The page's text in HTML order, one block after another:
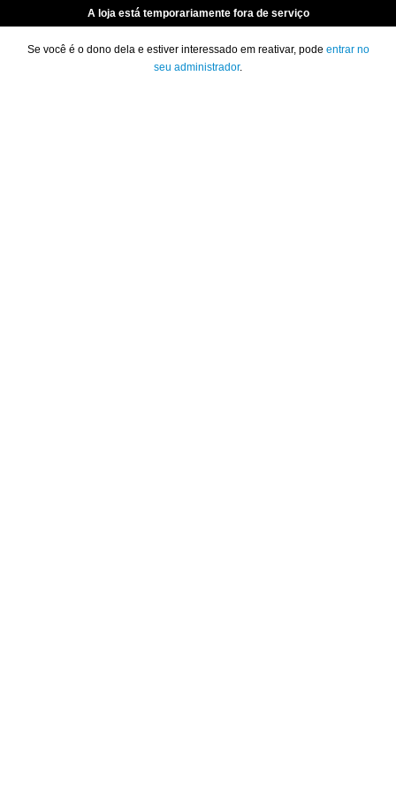
A loja está temporariamente fora de serviço
Se você é o dono dela e estiver interessado em reativar, pode entrar no
seu administrador.